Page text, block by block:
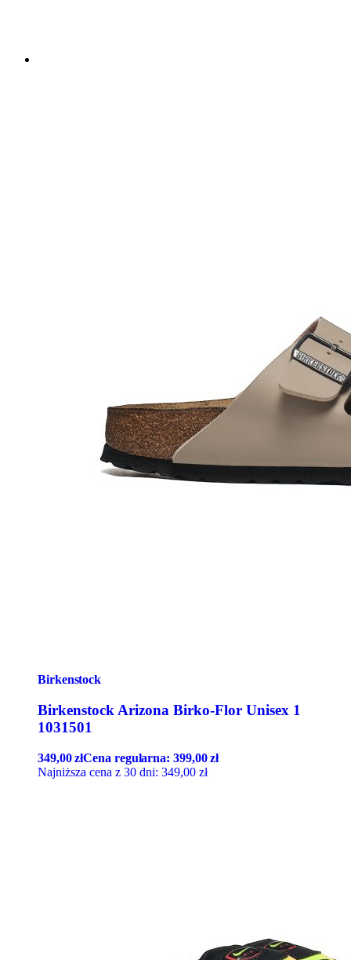
Birkenstock
Birkenstock Arizona Birko-Flor Unisex 1
1031501
349,00złCena regularna:399,00zł
Najniższa cena z 30 dni: 349,00 zł